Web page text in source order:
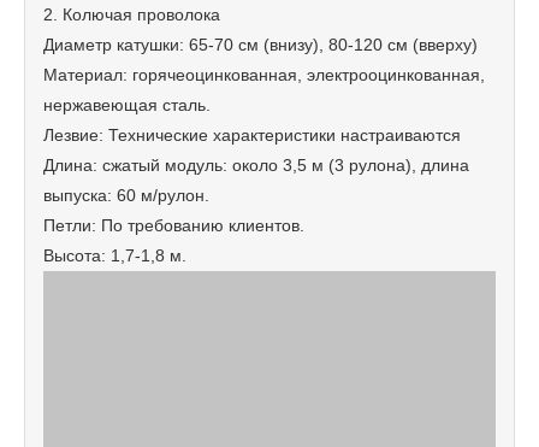
2. Колючая проволока
Диаметр катушки: 65-70 см (внизу), 80-120 см (вверху)
Материал: горячеоцинкованная, электрооцинкованная,
нержавеющая сталь.
Лезвие: Технические характеристики настраиваются
Длина: сжатый модуль: около 3,5 м (3 рулона), длина
выпуска: 60 ​​м/рулон.
Петли: По требованию клиентов.
Высота: 1,7-1,8 м.